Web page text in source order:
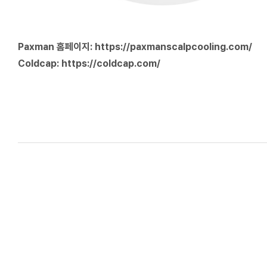
Paxman 홈페이지: https://paxmanscalpcooling.com/
Coldcap: https://coldcap.com/